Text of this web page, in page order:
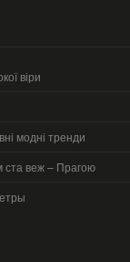
віри
модні тренди
ста веж – Прагою